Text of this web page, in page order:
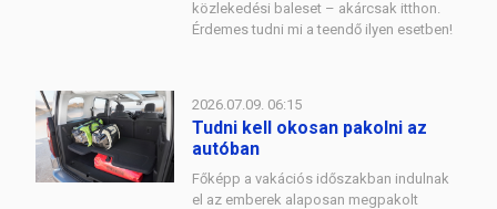
közlekedési baleset – akárcsak itthon.
Érdemes tudni mi a teendő ilyen esetben!
2026.07.09. 06:15
Tudni kell okosan pakolni az
autóban
Főképp a vakációs időszakban indulnak
el az emberek alaposan megpakolt